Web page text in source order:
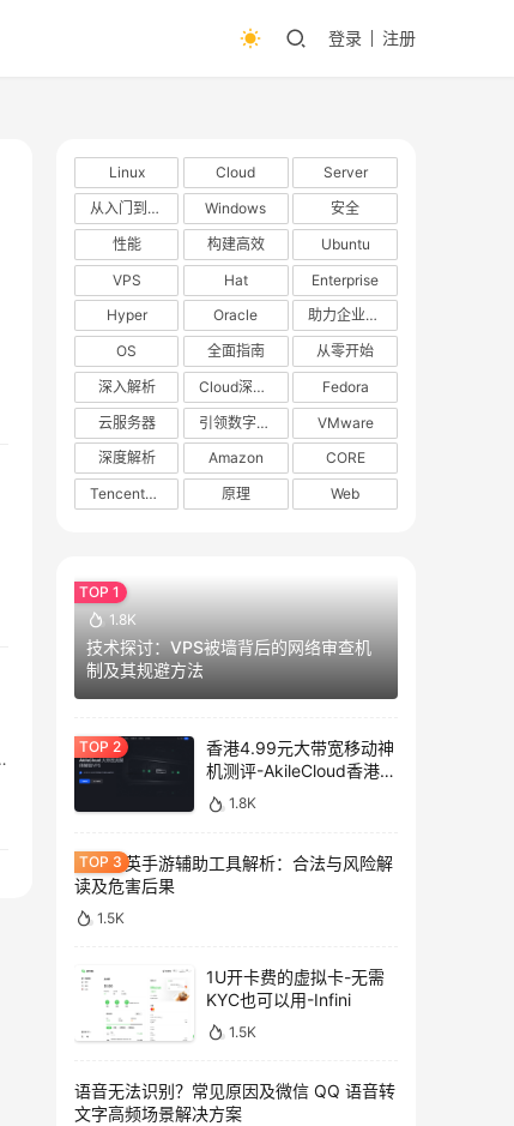
登录 注册
Linux Cloud
Server
从入门到精通
Windows
安全
性能
构建高效
Ubuntu
VPS
Hat
Enterprise
Hyper
Oracle
助力企业数字化转型
OS
全面指南
从零开始
深入解析
Cloud深度解析
Fedora
云服务器
引领数字化转型
VMware
深度解析
Amazon
CORE
TencentOS
原理 Web
1.8K
技术探讨：VPS被墙背后的网络审查机
制及其规避方法
香港4.99元大带宽移动神
机测评-AkileCloud香港大
带宽服务器测评
1.8K
和平精英手游辅助工具解析：合法与风险解
读及危害后果
1.5K
1U开卡费的虚拟卡-无需
KYC也可以用-Infini
1.5K
语音无法识别？常见原因及微信 QQ 语音转
文字高频场景解决方案